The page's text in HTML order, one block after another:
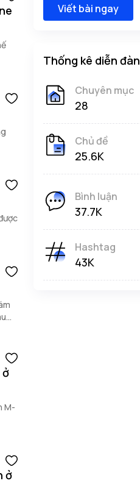
ở
M-
ở
Viết bài ngay
Thống kê diễn đàn
Chuyên mục
28
Chủ đề
25.6K
Bình luận
37.7K
Hashtag
43K